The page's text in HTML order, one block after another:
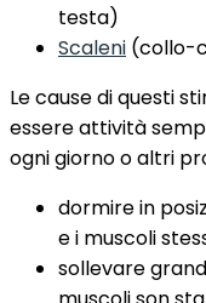
testa)
Scaleni (collo-
Le cause di questi
essere attività
ogni giorno o altri
dormire in
e i muscoli
sollevare